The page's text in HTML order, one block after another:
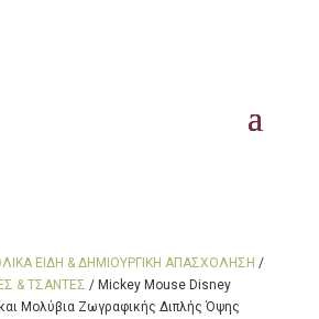
ΕΙΔΗ & ΔΗΜΙΟΥΡΓΙΚΗ ΑΠΑΣΧΟΛΗΣΗ /
& ΤΣΑΝΤΕΣ / Mickey Mouse Disney
Μολύβια Ζωγραφικής Διπλής Όψης